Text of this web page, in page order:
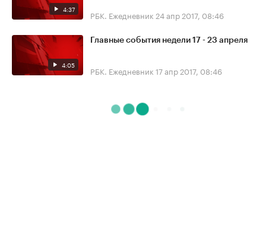
4:37 РБК. Ежедневник 24 апр 2017, 08:46
4:05
Главные события недели 17 - 23 апреля
РБК. Ежедневник 17 апр 2017, 08:46